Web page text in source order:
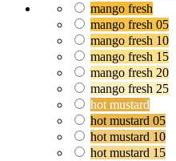
mango fresh
mango fresh 05
mango fresh 10
mango fresh 15
mango fresh 20
mango fresh 25
hot mustard
hot mustard 05
hot mustard 10
hot mustard 15